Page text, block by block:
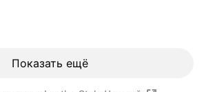
Показать ещё